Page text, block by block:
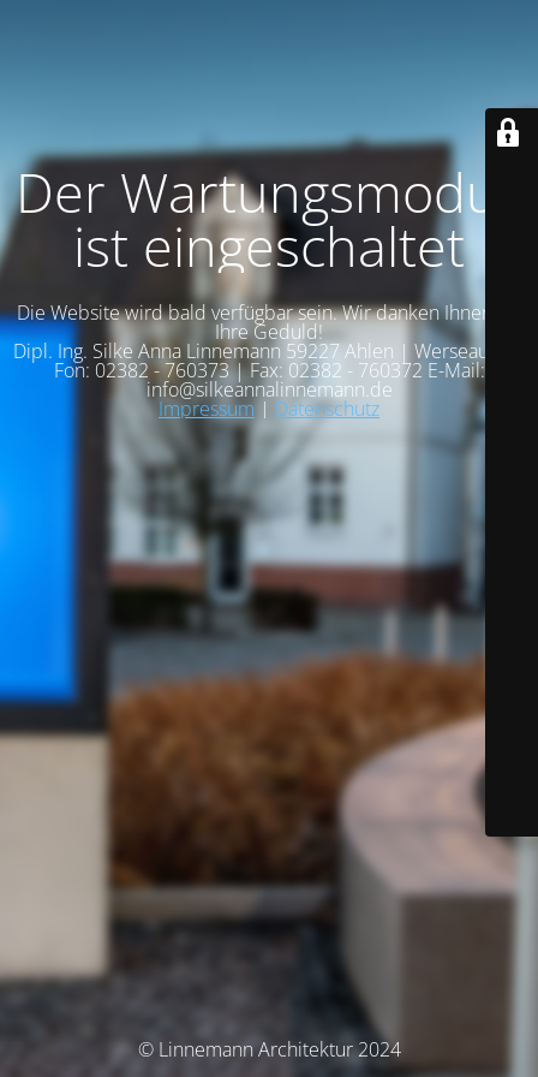
Der Wartungsmodus
ist eingeschaltet
Die Website wird bald verfügbar sein. Wir danken Ihnen für
Ihre Geduld!
Dipl. Ing. Silke Anna Linnemann 59227 Ahlen | Werseaue 13
Fon: 02382 - 760373 | Fax: 02382 - 760372 E-Mail:
info@silkeannalinnemann.de
Impressum | Datenschutz
© Linnemann Architektur 2024